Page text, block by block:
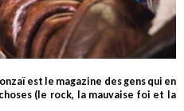
est le magazine des gens qui en
(le rock, la mauvaise foi et la